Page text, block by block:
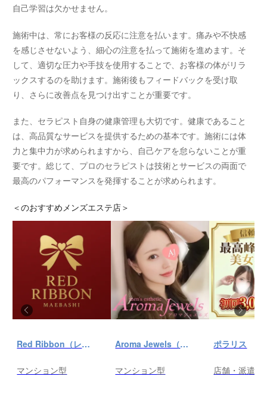
自己学習は欠かせません。
施術中は、常にお客様の反応に注意を払います。痛みや不快感
を感じさせないよう、細心の注意を払って施術を進めます。そ
して、適切な圧力や手技を使用することで、お客様の体がリラ
ックスするのを助けます。施術後もフィードバックを受け取
り、さらに改善点を見つけ出すことが重要です。
また、セラピスト自身の健康管理も大切です。健康であること
は、高品質なサービスを提供するための基本です。施術には体
力と集中力が求められますから、自己ケアを怠らないことが重
要です。総じて、プロのセラピストは技術とサービスの両面で
最高のパフォーマンスを発揮することが求められます。
＜のおすすめメンズエステ店＞
Red Ribbon（レッドリボン）前橋
マンション型
Aroma Jewels（アロマ ジュエルズ）秋葉原ルーム
マンション型
ポラリス
店舗・派遣